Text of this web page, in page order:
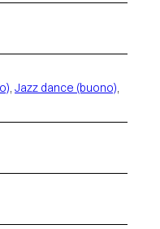
, Jazz dance (buono),